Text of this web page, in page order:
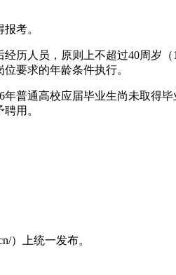
考。
历人员，原则上不超过40周岁
要求的年龄条件执行。
普通高校应届毕业生尚未取得
用。
）上统一发布。